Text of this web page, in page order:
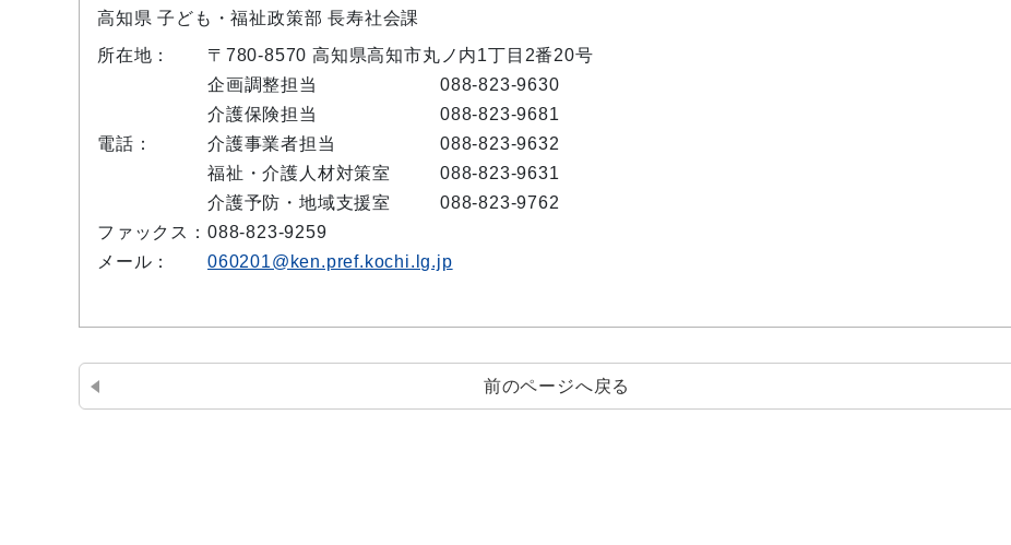
高知県 子ども・福祉政策部 長寿社会課
所在地：
〒780-8570 高知県高知市丸ノ内1丁目2番20号
電話：
企画調整担当
088-823-9630
介護保険担当
088-823-9681
介護事業者担当
088-823-9632
福祉・介護人材対策室
088-823-9631
介護予防・地域支援室
088-823-9762
ファックス： 088-823-9259
メール：
060201@ken.pref.kochi.lg.jp
前のページへ戻る